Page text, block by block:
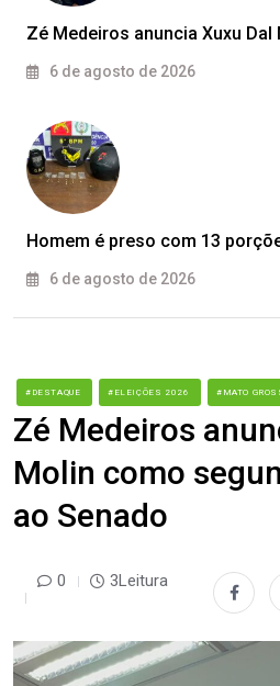
Zé Medeiros anuncia Xuxu
6 de agosto de 2026
Homem é preso com 13
6 de agosto de 2026
#DESTAQUE #ELEIÇÕES 2026 #MATO
Zé Medeiros
Molin como
ao Senado
0 3Leitura